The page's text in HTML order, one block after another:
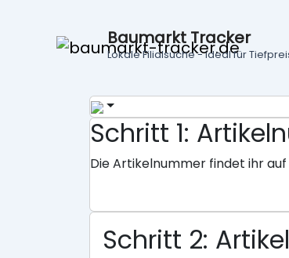
Baumarkt Tracker
Lokale Filialsuche - ideal für
Schritt 1:
Die Artikelnummer findet ihr
Schritt 2: